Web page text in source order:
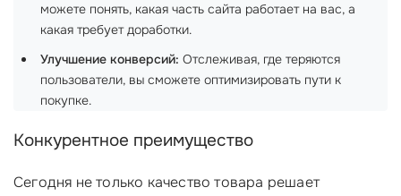
можете понять, какая часть сайта работает на вас, а
какая требует доработки.
Улучшение конверсий: Отслеживая, где теряются
пользователи, вы сможете оптимизировать пути к
покупке.
Конкурентное преимущество
Сегодня не только качество товара решает